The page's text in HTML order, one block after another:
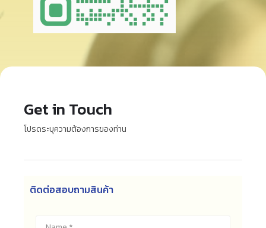
Get in Touch
โปรดระบุความต้องการของท่าน
ติดต่อสอบถามสินค้า